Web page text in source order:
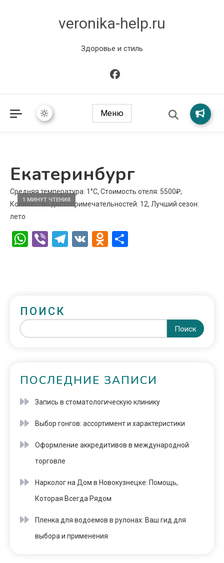
veronika-help.ru
Здоровье и стиль
Меню
Екатеринбург
1 МИНУТ ЧТЕНИЯ
Средняя температура: 1°C, Стоимость отеля: 5500₽,
Количество достопримечательностей: 12, Лучший сезон:
лето
WhatsApp
ViberTelegram
VK Odnoklassniki
ПОИСК
Поиск
ПОСЛЕДНИЕ ЗАПИСИ
Запись в стоматологическую клинику
Выбор гонгов: ассортимент и характеристики
Оформление аккредитивов в международной
торговле
Нарколог на Дом в Новокузнецке: Помощь,
Которая Всегда Рядом
Пленка для водоемов в рулонах: Ваш гид для
выбора и применения